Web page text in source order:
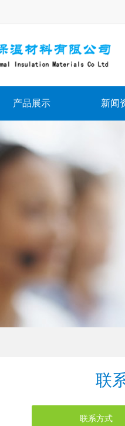
产品展示 新闻
联
联系方式